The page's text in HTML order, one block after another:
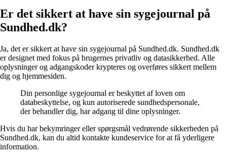
Er det sikkert at have sin sygejournal på
Sundhed.dk?
Ja, det er sikkert at have sin sygejournal på Sundhed.dk. Sundhed.dk
er designet med fokus på brugernes privatliv og datasikkerhed. Alle
oplysninger og adgangskoder krypteres og overføres sikkert mellem
dig og hjemmesiden.
Din personlige sygejournal er beskyttet af loven om
databeskyttelse, og kun autoriserede sundhedspersonale,
der behandler dig, har adgang til dine oplysninger.
Hvis du har bekymringer eller spørgsmål vedrørende sikkerheden på
Sundhed.dk, kan du altid kontakte kundeservice for at få yderligere
information.